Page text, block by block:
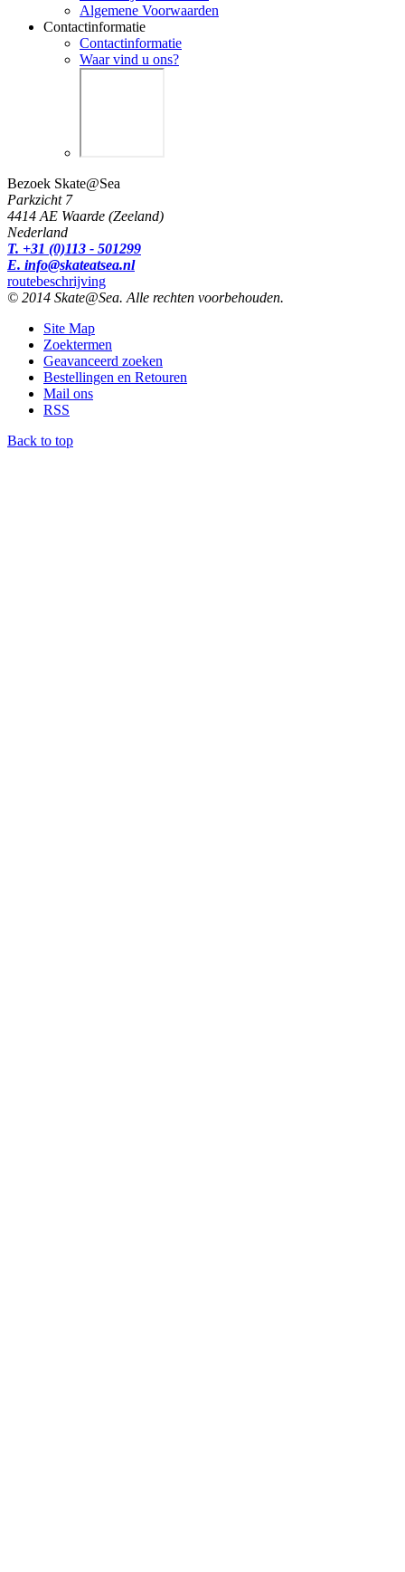
Algemene Voorwaarden
Contactinformatie
Contactinformatie
Waar vind u ons?
Bezoek Skate@Sea
Parkzicht 7
4414 AE Waarde (Zeeland)
Nederland
T. +31 (0)113 - 501299
E. info@skateatsea.nl
routebeschrijving
© 2014 Skate@Sea. Alle rechten voorbehouden.
Site Map
Zoektermen
Geavanceerd zoeken
Bestellingen en Retouren
Mail ons
RSS
Back to top